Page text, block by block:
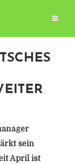
sein
April ist